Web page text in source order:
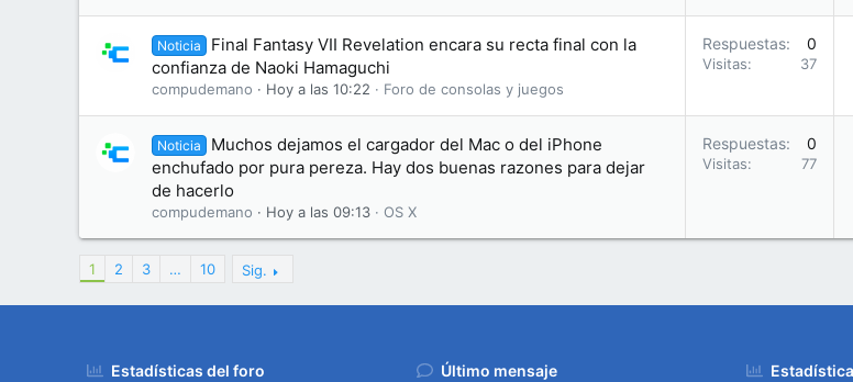
Noticia
Final Fantasy VII Revelation encara su recta final con la
confianza de Naoki Hamaguchi
compudemano Hoy a las 10:22 Foro de consolas y juegos
Respuestas 0
Visitas 37
Noticia
Muchos dejamos el cargador del Mac o del iPhone
enchufado por pura pereza. Hay dos buenas razones para dejar
de hacerlo
compudemano Hoy a las 09:13 OS X
Respuestas 0
Visitas 77
1 2 3 … 10 Sig.
Estadísticas del foro Último mensaje